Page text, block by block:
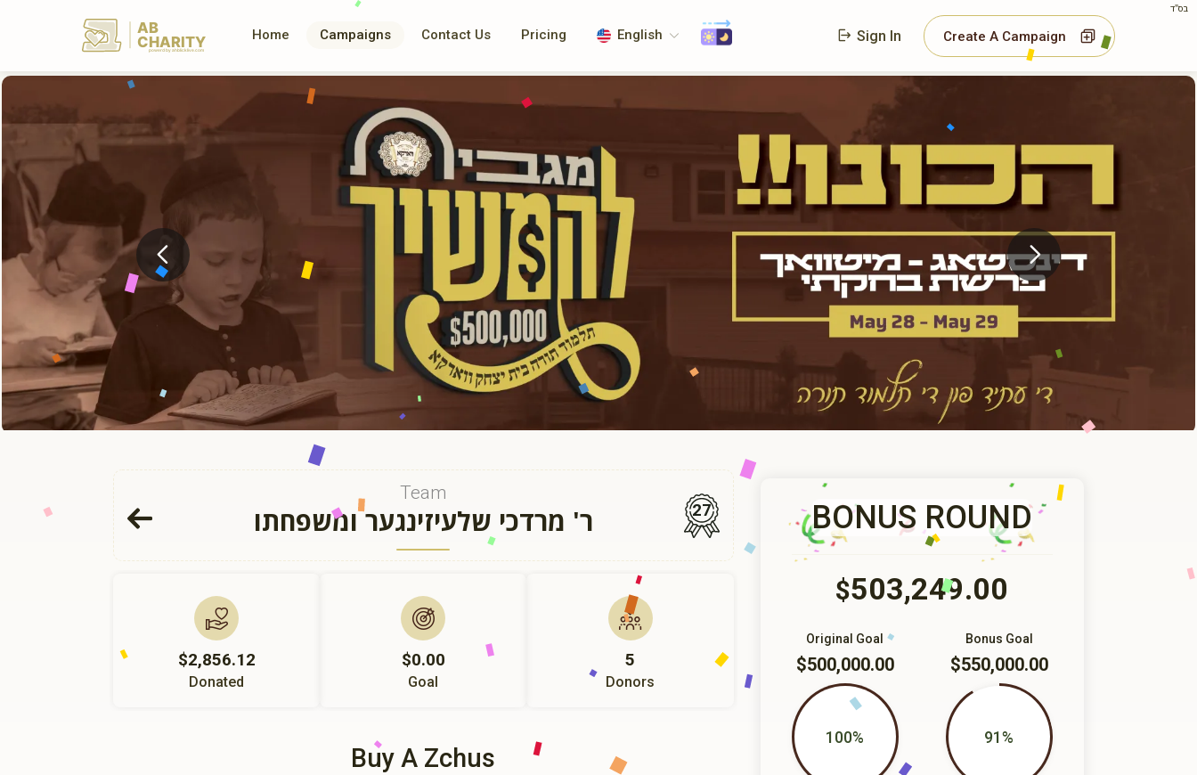
בס"ד
AB
CHARITY
powerd by ahblicklive.com
Home Campaigns Contact Us Pricing English Sign In Create A Campaign
Team
ר' מרדכי שלעיזינגער ומשפחתו 27
$2,856.12
Donated
$0.00
Goal
5
Donors
Buy A Zchus
BONUS ROUND
$503,249.00
Bonus Goal
$550,000.00
91%
Original Goal
$500,000.00
100%